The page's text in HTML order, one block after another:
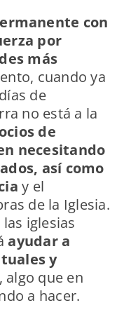
con
por
más
cuando ya
de
no está a la
de
necesitando
así como
y el
de la Iglesia.
iglesias
ayudar a
y
que en
a hacer.